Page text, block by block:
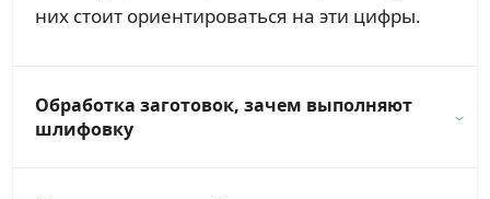
них стоит ориентироваться на эти цифры.
Обработка заготовок, зачем выполняют
шлифовку